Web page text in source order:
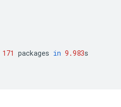
171 packages in 9.983s